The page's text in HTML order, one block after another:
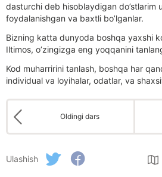
dasturchi deb hisoblaydigan do’stlarim
foydalanishgan va baxtli bo’lganlar.
Bizning katta dunyoda boshqa yaxshi
Iltimos, o’zingizga eng yoqqanini
Kod muharririni tanlash, boshqa har
individual va loyihalar, odatlar, va
Oldingi dars
Ulashish